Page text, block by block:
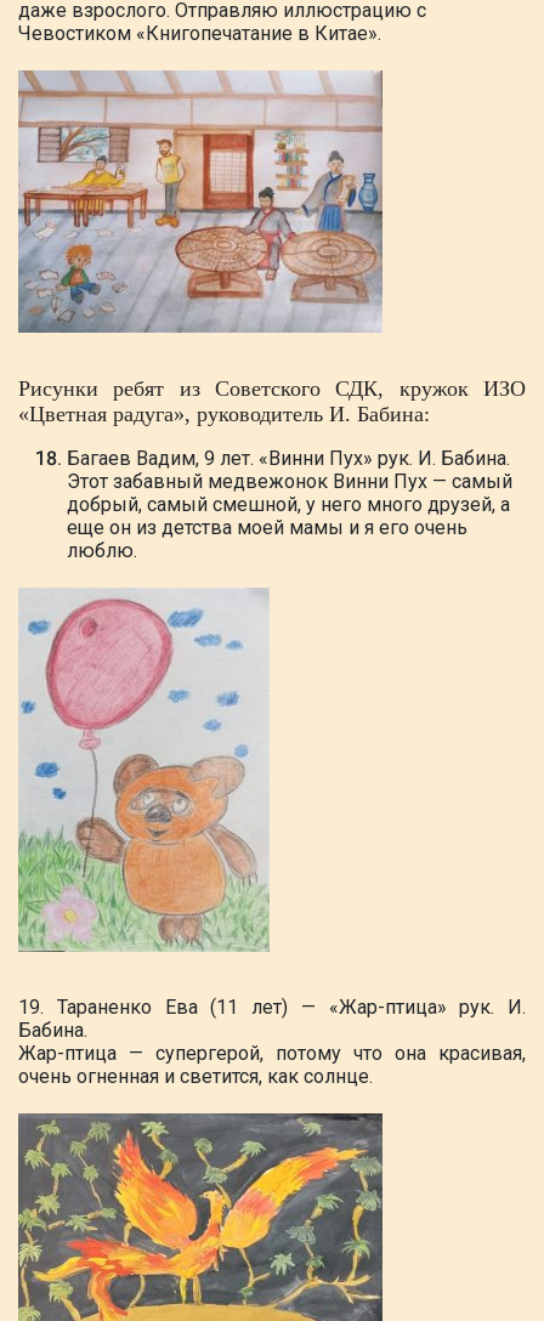
даже взрослого. Отправляю иллюстрацию с
Чевостиком «Книгопечатание в Китае».
Рисунки ребят из Советского СДК, кружок ИЗО
«Цветная радуга», руководитель И. Бабина:
Багаев Вадим, 9 лет. «Винни Пух» рук. И. Бабина.
Этот забавный медвежонок Винни Пух — самый
добрый, самый смешной, у него много друзей, а
еще он из детства моей мамы и я его очень
люблю.
19. Тараненко Ева (11 лет) — «Жар-птица» рук. И.
Бабина.
Жар-птица — супергерой, потому что она красивая,
очень огненная и светится, как солнце.